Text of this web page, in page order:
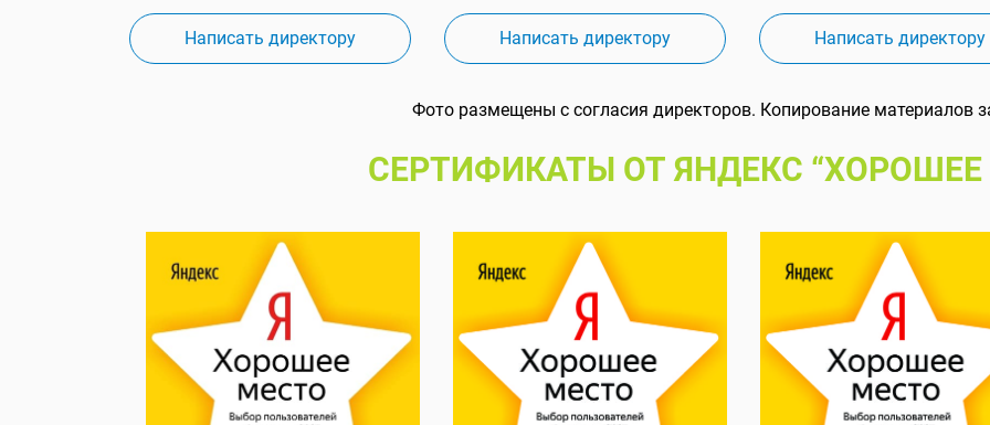
Написать директору Написать директору Написать директору
Фото размещены с согласия директоров. Копирование материалов
СЕРТИФИКАТЫ ОТ ЯНДЕКС “ХОРОШЕЕ